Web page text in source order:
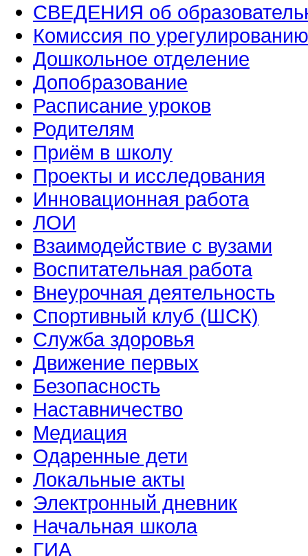
СВЕДЕНИЯ об
Комиссия по
Дошкольное отделение
Допобразование
Расписание уроков
Родителям
Приём в школу
Проекты и исследования
Инновационная работа
ЛОИ
Взаимодействие с вузами
Воспитательная работа
Внеурочная деятельность
Спортивный клуб (ШСК)
Служба здоровья
Движение первых
Безопасность
Наставничество
Медиация
Одаренные дети
Локальные акты
Электронный дневник
Начальная школа
ГИА